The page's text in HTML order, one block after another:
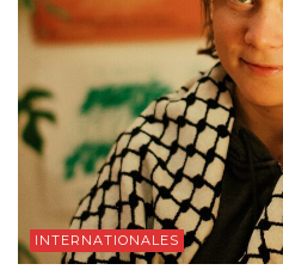
INTERNATIONALES